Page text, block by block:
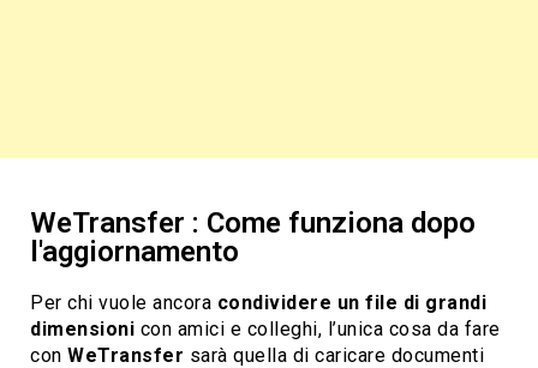
WeTransfer : Come funziona dopo
l'aggiornamento
Per chi vuole ancora condividere un file di grandi
dimensioni con amici e colleghi, l’unica cosa da fare
con WeTransfer sarà quella di caricare documenti